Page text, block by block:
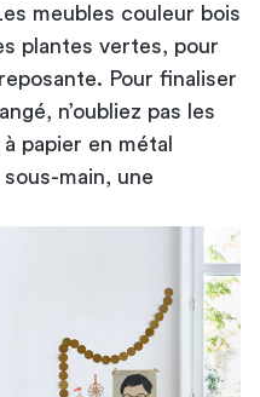
meubles couleur bois
plantes vertes, pour
Pour finaliser
n’oubliez pas les
papier en métal
main, une